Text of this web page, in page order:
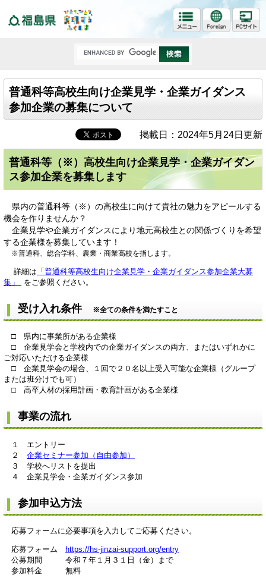
普通科等高校生向け企業見学・企業ガイダンス
参加企業の募集について
掲載日：2024年5月24日更新
普通科等（※）高校生向け企業見学・企業ガイダン
ス参加企業を募集します
県内の普通科等（※）の高校生に向けて貴社の魅力をアピールする
機会を作りませんか？
企業見学や企業ガイダンスにより地元高校生との関係づくりを希望
する企業様を募集しています！
※普通科、総合学科、農業・商業高校を指します。
詳細は 「普通科等高校生向け企業見学・企業ガイダンス参加企業大募
集」
をご参照ください。
受け入れ条件 ※全ての条件を満たすこと
□ 県内に事業所がある企業様
□ 企業見学会と学校内での企業ガイダンスの両方、またはいずれかに
ご対応いただける企業様
□ 企業見学会の場合、１回で２０名以上受入可能な企業様（グループ
または班分けでも可）
□ 高卒人材の採用計画・教育計画がある企業様
事業の流れ
１ エントリー
２ 企業セミナー参加（自由参加）
３ 学校へリストを提出
４ 企業見学会・企業ガイダンス参加
参加申込方法
応募フォームに必要事項を入力してご応募ください。
応募フォーム
https://hs-jinzai-support.org/entry
公募期間 令和７年１月３１日（金）まで
参加料金 無料